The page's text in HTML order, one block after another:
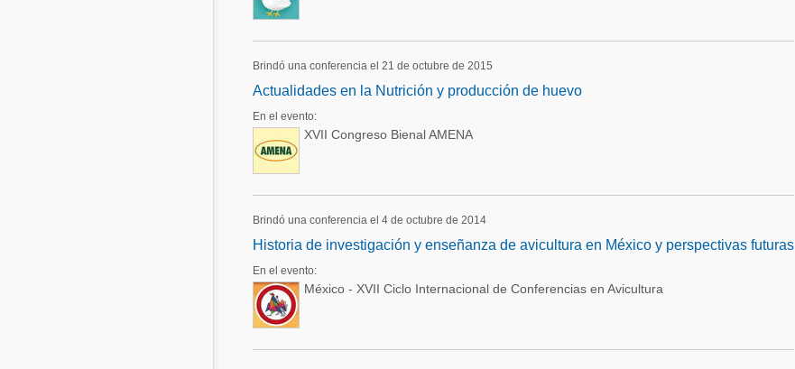
Brindó una conferencia el 21 de octubre de 2015
Actualidades en la Nutrición y producción de huevo
En el evento:
XVII Congreso Bienal AMENA
Brindó una conferencia el 4 de octubre de 2014
Historia de investigación y enseñanza de avicultura en México y perspectivas futuras
En el evento:
México - XVII Ciclo Internacional de Conferencias en Avicultura